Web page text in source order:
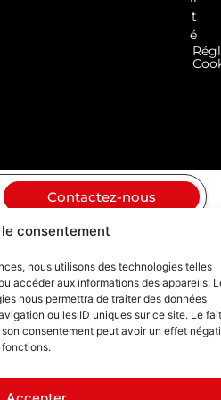
consentement
nous utilisons des technologies telles
accéder aux informations des appareils.
nous permettra de traiter des données
ou les ID uniques sur ce site. Le fait
consentement peut avoir un effet
t
é
Contactez-nous